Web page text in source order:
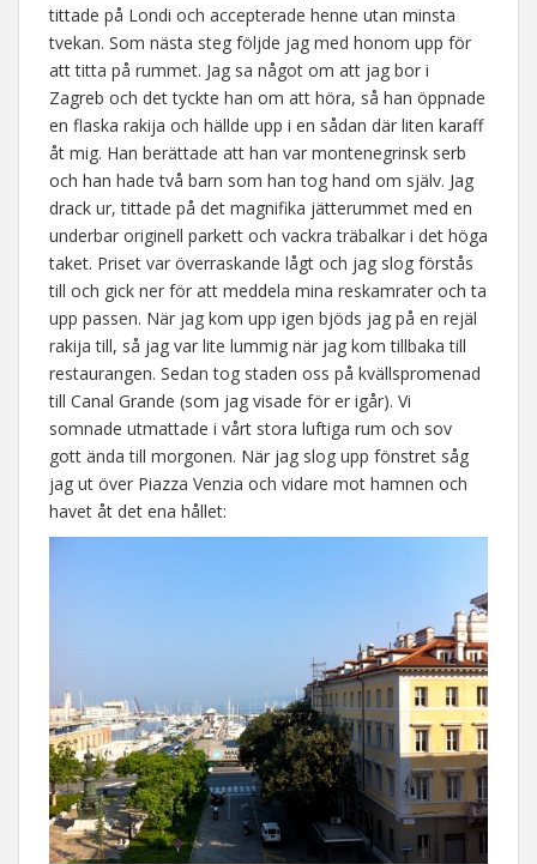
tittade på Londi och accepterade henne utan minsta
tvekan. Som nästa steg följde jag med honom upp för
att titta på rummet. Jag sa något om att jag bor i
Zagreb och det tyckte han om att höra, så han öppnade
en flaska rakija och hällde upp i en sådan där liten karaff
åt mig. Han berättade att han var montenegrinsk serb
och han hade två barn som han tog hand om själv. Jag
drack ur, tittade på det magnifika jätterummet med en
underbar originell parkett och vackra träbalkar i det höga
taket. Priset var överraskande lågt och jag slog förstås
till och gick ner för att meddela mina reskamrater och ta
upp passen. När jag kom upp igen bjöds jag på en rejäl
rakija till, så jag var lite lummig när jag kom tillbaka till
restaurangen. Sedan tog staden oss på kvällspromenad
till Canal Grande (som jag visade för er igår). Vi
somnade utmattade i vårt stora luftiga rum och sov
gott ända till morgonen. När jag slog upp fönstret såg
jag ut över Piazza Venzia och vidare mot hamnen och
havet åt det ena hållet: